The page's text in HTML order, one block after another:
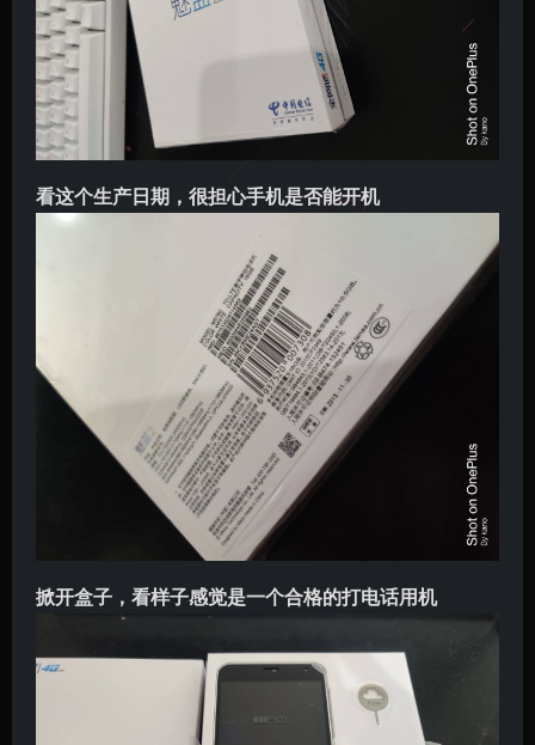
看这个生产日期，很担心手机是否能开机
掀开盒子，看样子感觉是一个合格的打电话用机